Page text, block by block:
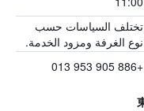
تختلف السياسات حسب
نوع الغرفة ومزود الخدمة.
+886 905 953 013